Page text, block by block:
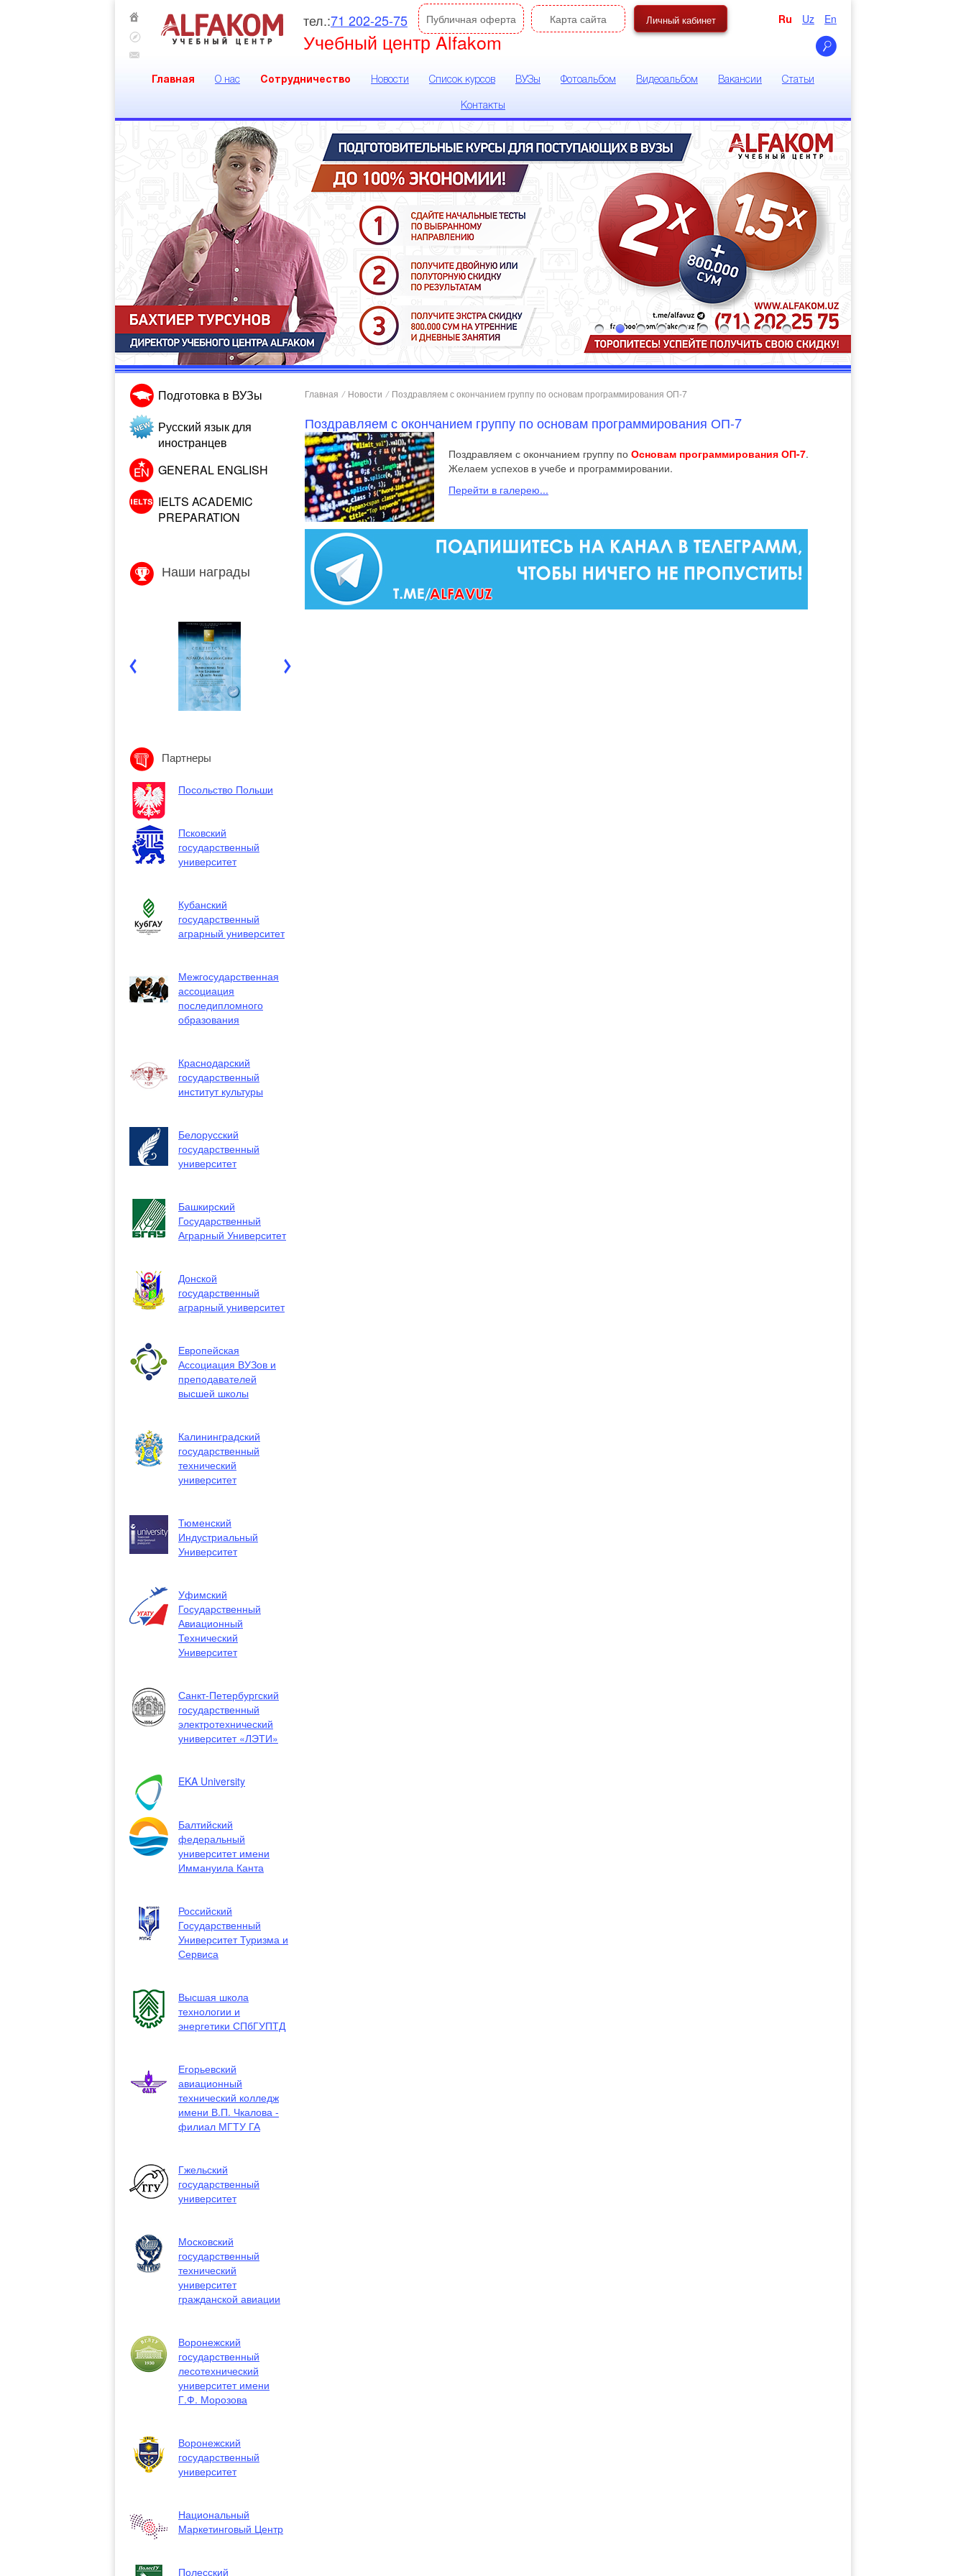
тел.:71 202-25-75 Публичная оферта
Учебный центр Alfakom
Карта сайта Личный кабинет Ru Uz En
Главная О нас Сотрудничество Новости Список курсов ВУЗы Фотоальбом Видеоальбом Вакансии Статьи
Контакты
Подготовка в ВУЗы
Русский язык для
иностранцев
GENERAL ENGLISH
IELTS ACADEMIC
PREPARATION
Наши награды
Партнеры
Посольство Польши
Псковский
государственный
университет
Кубанский
государственный
аграрный университет
Межгосударственная
ассоциация
последипломного
образования
Краснодарский
государственный
институт культуры
Белорусский
государственный
университет
Башкирский
Государственный
Аграрный Университет
Донской
государственный
аграрный университет
Европейская
Ассоциация ВУЗов и
преподавателей
высшей школы
Калининградский
государственный
технический
университет
Тюменский
Индустриальный
Университет
Уфимский
Государственный
Авиационный
Технический
Университет
Санкт-Петербургский
государственный
электротехнический
университет «ЛЭТИ»
EKA University
Балтийский
федеральный
университет имени
Иммануила Канта
Российский
Государственный
Университет Туризма и
Сервиса
Высшая школа
технологии и
энергетики СПбГУПТД
Егорьевский
авиационный
технический колледж
имени В.П. Чкалова -
филиал МГТУ ГА
Гжельский
государственный
университет
Московский
государственный
технический
университет
гражданской авиации
Воронежский
государственный
лесотехнический
университет имени
Г.Ф. Морозова
Воронежский
государственный
университет
Национальный
Маркетинговый Центр
Полесский
Главная / Новости / Поздравляем с окончанием группу по основам программирования ОП-7
Поздравляем с окончанием группу по основам программирования ОП-7
Поздравляем с окончанием группу по Основам программирования ОП-7.
Желаем успехов в учебе и программировании.
Перейти в галерею...